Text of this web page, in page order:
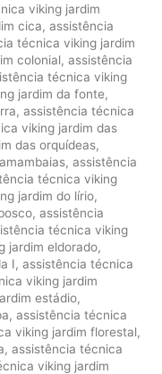
viking jardim
cica, assistência
técnica viking jardim
colonial, assistência
técnica viking
jardim da fonte,
, assistência técnica
viking jardim das
das orquídeas,
, assistência
técnica viking
jardim do lírio,
, assistência
técnica viking
jardim eldorado,
I, assistência técnica
viking jardim
estádio,
, assistência técnica
viking jardim florestal,
, assistência técnica
viking jardim